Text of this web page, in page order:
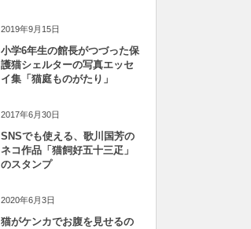
2019年9月15日
小学6年生の館長がつづった保
護猫シェルターの写真エッセ
イ集「猫庭ものがたり」
2017年6月30日
SNSでも使える、歌川国芳の
ネコ作品「猫飼好五十三疋」
のスタンプ
2020年6月3日
猫がケンカでお腹を見せるの